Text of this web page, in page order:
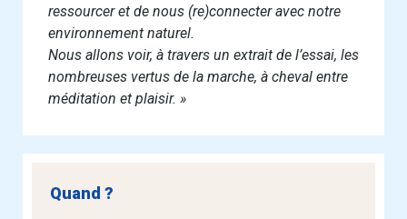
ressourcer et de nous (re)connecter avec notre
environnement naturel.
Nous allons voir, à travers un extrait de l’essai, les
nombreuses vertus de la marche, à cheval entre
méditation et plaisir. »
Quand ?